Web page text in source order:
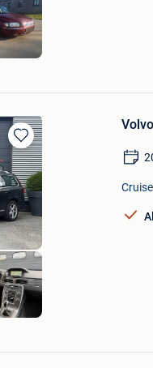
Bewaren
in
Mijn
Favorieten